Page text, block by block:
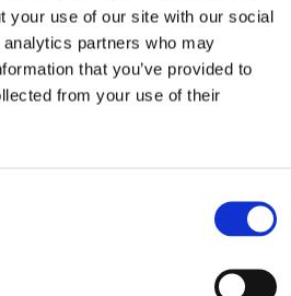
your use of our site with our social
partners who may
that you’ve provided to
from your use of their
Λαχανικών